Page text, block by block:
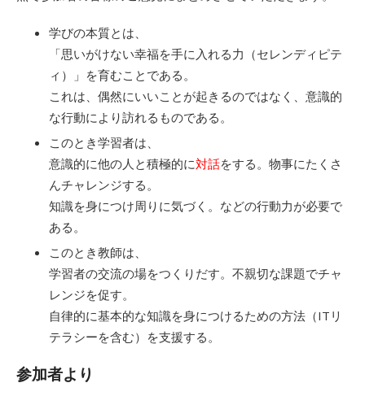
学びの本質とは、
「思いがけない幸福を手に入れる力（セレンディピテ
ィ）」を育むことである。
これは、偶然にいいことが起きるのではなく、意識的
な行動により訪れるものである。
このとき学習者は、
意識的に他の人と積極的に対話をする。物事にたくさ
んチャレンジする。
知識を身につけ周りに気づく。などの行動力が必要で
ある。
このとき教師は、
学習者の交流の場をつくりだす。不親切な課題でチャ
レンジを促す。
自律的に基本的な知識を身につけるための方法（ITリ
テラシーを含む）を支援する。
参加者より